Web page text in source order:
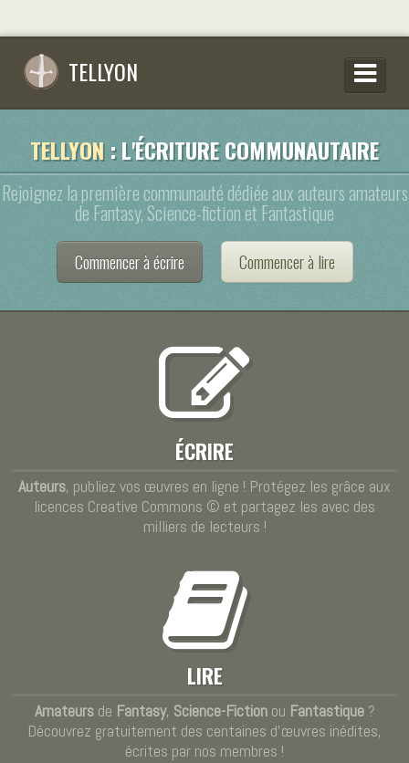
TELLYON
SE CONNECTER
S’INSCRIRE
CONSEILS D’ÉCRITURES
TELLYON: L'ÉCRITURE COMMUNAUTAIRE
Rejoignez la première communauté dédiée aux auteurs amateurs
de Fantasy, Science-fiction et Fantastique
Commencer à écrire Commencer à lire
ÉCRIRE
Auteurs, publiez vos œuvres en ligne ! Protégez les grâce aux
licences Creative Commons © et partagez les avec des
milliers de lecteurs !
LIRE
Amateursde Fantasy, Science-Fictionou Fantastique?
Découvrez gratuitement des centaines d'œuvres inédites,
écrites par nos membres !